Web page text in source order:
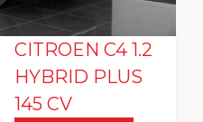
CITROEN C4 1.2
HYBRID PLUS
145 CV